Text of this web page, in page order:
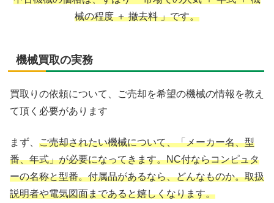
械の程度 ＋ 撤去料 」です。
機械買取の実務
買取りの依頼について、ご売却を希望の機械の情報を教え
て頂く必要があります
まず、 ご売却されたい機械について、「メーカー名、型
番、年式」が必要になってきます。NC付ならコンピュタ
ーの名称と型番。付属品があるなら、どんなものか。取扱
説明者や電気図面まであると嬉しくなります。